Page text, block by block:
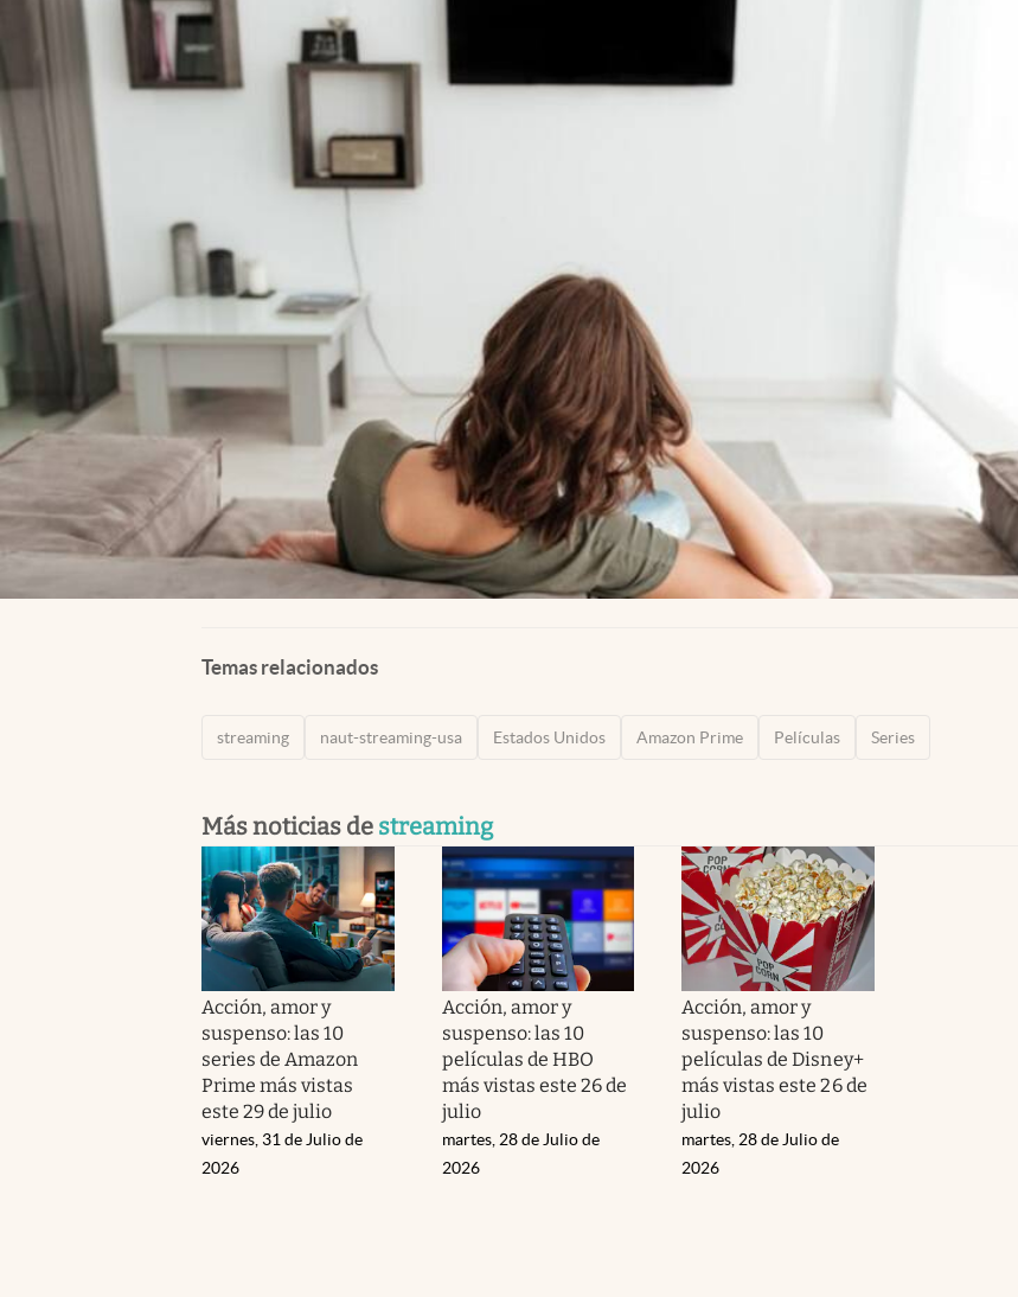
Temas relacionados
streaming naut-streaming-usa Estados Unidos Amazon Prime Películas Series
Más noticias de streaming
Acción, amor y
suspenso: las 10
series de Amazon
Prime más vistas
este 29 de julio
viernes, 31 de Julio de
2026
Acción, amor y
suspenso: las 10
películas de HBO
más vistas este 26 de
julio
martes, 28 de Julio de
2026
Acción, amor y
suspenso: las 10
películas de Disney+
más vistas este 26 de
julio
martes, 28 de Julio de
2026